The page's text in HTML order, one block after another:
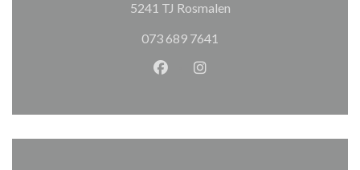
5241 TJ Rosmalen((opent in een nieuw
073 689 7641
Facebook ((opent in een nieuw
Instagram ((opent in een